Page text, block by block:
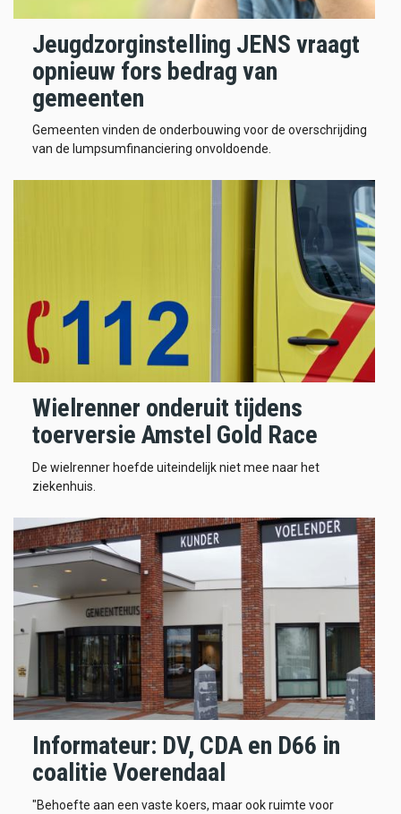
Jeugdzorginstelling JENS vraagt
opnieuw fors bedrag van
gemeenten
Gemeenten vinden de onderbouwing voor de overschrijding
van de lumpsumfinanciering onvoldoende.
Wielrenner onderuit tijdens
toerversie Amstel Gold Race
De wielrenner hoefde uiteindelijk niet mee naar het
ziekenhuis.
Informateur: DV, CDA en D66 in
coalitie Voerendaal
"Behoefte aan een vaste koers, maar ook ruimte voor